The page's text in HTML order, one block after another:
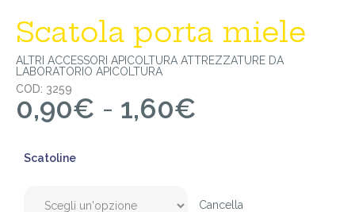
Scatola porta miele
ALTRI ACCESSORI APICOLTURA ATTREZZATURE DA
LABORATORIO APICOLTURA
COD: 3259
0,90€ - 1,60€
Scatoline
Cancella